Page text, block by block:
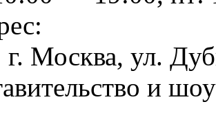
г. Москва, ул.
и